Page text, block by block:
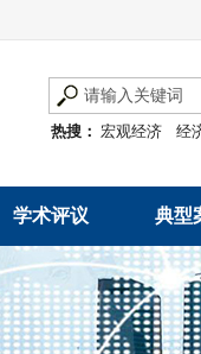
热搜： 宏观经济 经
学术评议
优秀改革案例
世界一流企业
典型
地方
国有